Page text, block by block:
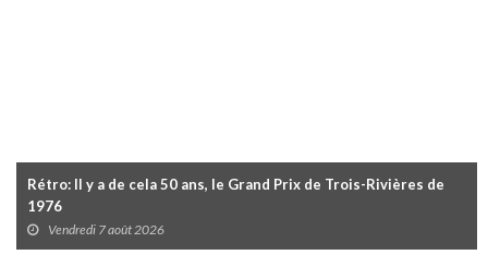
Rétro: Il y a de cela 50 ans, le Grand Prix de Trois-Rivières de
1976
Vendredi 7 août 2026